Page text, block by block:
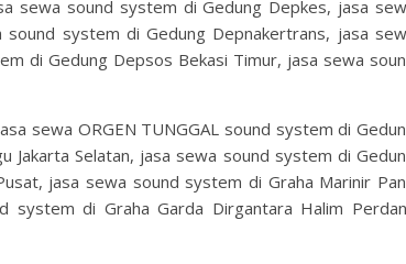
sewa sound system di Gedung Depkes, jasa
system di Gedung Depnakertrans, jasa
di Gedung Depsos Bekasi Timur, jasa sewa
sewa ORGEN TUNGGAL sound system di
Jakarta Selatan, jasa sewa sound system di
jasa sewa sound system di Graha Marinir
system di Graha Garda Dirgantara Halim